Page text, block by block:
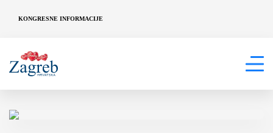
KONGRESNE INFORMACIJE